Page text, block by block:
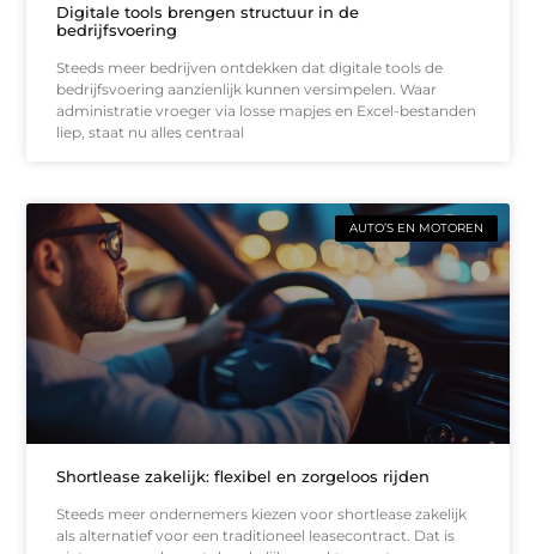
Digitale tools brengen structuur in de
bedrijfsvoering
Steeds meer bedrijven ontdekken dat digitale tools de
bedrijfsvoering aanzienlijk kunnen versimpelen. Waar
administratie vroeger via losse mapjes en Excel-bestanden
liep, staat nu alles centraal
AUTO’S EN MOTOREN
Shortlease zakelijk: flexibel en zorgeloos rijden
Steeds meer ondernemers kiezen voor shortlease zakelijk
als alternatief voor een traditioneel leasecontract. Dat is